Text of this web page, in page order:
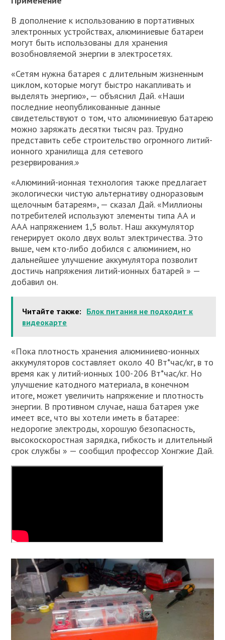
В дополнение к использованию в портативных
электронных устройствах, алюминиевые батареи
могут быть использованы для хранения
возобновляемой энергии в электросетях.
«Сетям нужна батарея с длительным жизненным
циклом, которые могут быстро накапливать и
выделять энергию», — объяснил Дай. «Наши
последние неопубликованные данные
свидетельствуют о том, что алюминиевую батарею
можно заряжать десятки тысяч раз. Трудно
представить себе строительство огромного литий-
ионного хранилища для сетевого
резервирования.»
«Алюминий-ионная технология также предлагает
экологически чистую альтернативу одноразовым
щелочным батареям», — сказал Дай. «Миллионы
потребителей используют элементы типа АА и
ААА напряжением 1,5 вольт. Наш аккумулятор
генерирует около двух вольт электричества. Это
выше, чем кто-либо добился с алюминием, но
дальнейшее улучшение аккумулятора позволит
достичь напряжения литий-ионных батарей » —
добавил он.
Читайте также: Блок питания не подходит к
видеокарте
«Пока плотность хранения алюминиево-ионных
аккумуляторов составляет около 40 Вт*час/кг, в то
время как у литий-ионных 100-206 Вт*час/кг. Но
улучшение катодного материала, в конечном
итоге, может увеличить напряжение и плотность
энергии. В противном случае, наша батарея уже
имеет все, что вы хотели иметь в батарее:
недорогие электроды, хорошую безопасность,
высокоскоростная зарядка, гибкость и длительный
срок службы » — сообщил профессор Хонгжие Дай.